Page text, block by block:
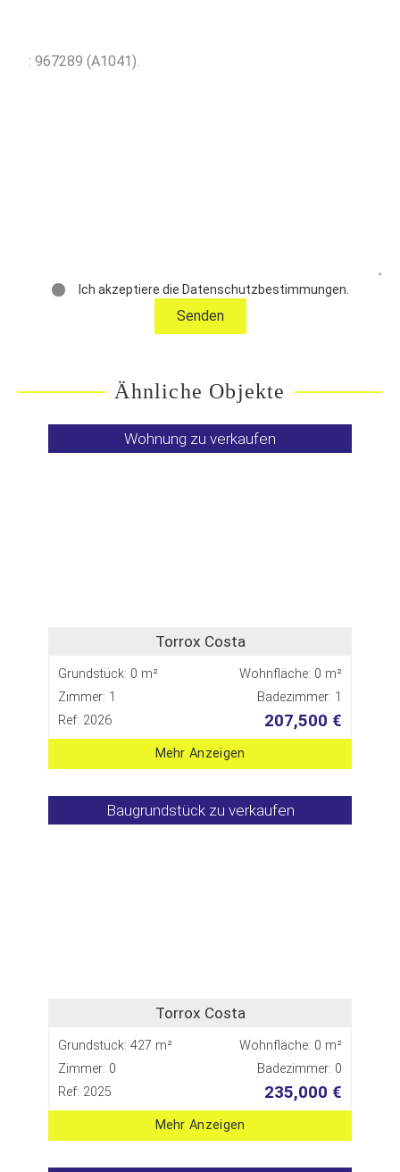
Ich akzeptiere die Datenschutzbestimmungen.
Ähnliche Objekte
Wohnung zu verkaufen
Torrox Costa
Grundstück: 0 m²
Wohnfläche: 0 m²
Zimmer: 1
Badezimmer: 1
Ref: 2026
207,500 €
Mehr Anzeigen
Baugrundstück zu verkaufen
Torrox Costa
Grundstück: 427 m²
Wohnfläche: 0 m²
Zimmer: 0
Badezimmer: 0
Ref: 2025
235,000 €
Mehr Anzeigen